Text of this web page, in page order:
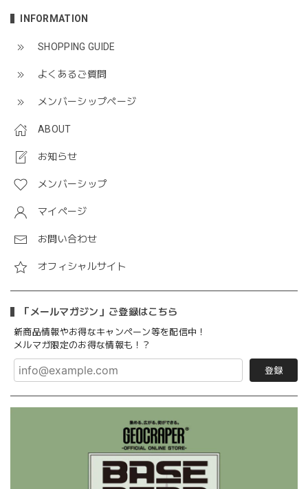
INFORMATION
SHOPPING GUIDE
よくあるご質問
メンバーシップページ
ABOUT
お知らせ
メンバーシップ
マイページ
お問い合わせ
オフィシャルサイト
「メールマガジン」ご登録はこちら
新商品情報やお得なキャンペーン等を配信中！
メルマガ限定のお得な情報も！？
登録